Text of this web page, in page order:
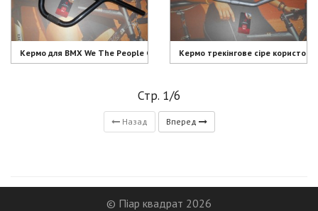
Кермо для ВМХ We The People CrMo - 560 грнКермо трекінгове сіре
Стр. 1/6
Назад Вперед
© Піар квадрат 2026